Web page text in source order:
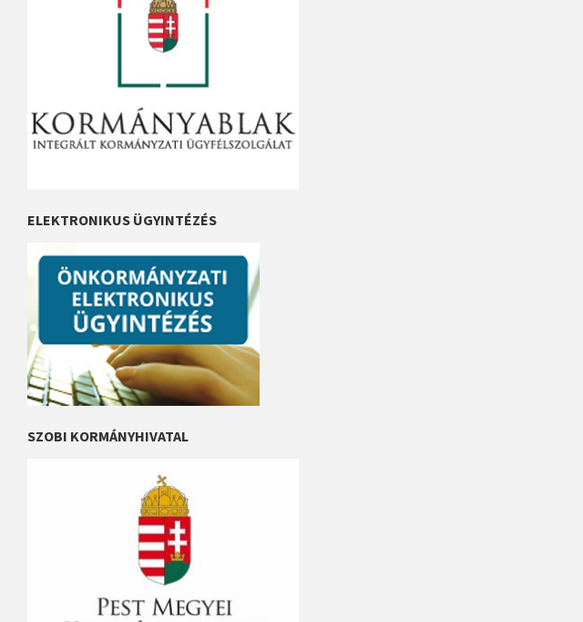
ELEKTRONIKUS ÜGYINTÉZÉS
SZOBI KORMÁNYHIVATAL